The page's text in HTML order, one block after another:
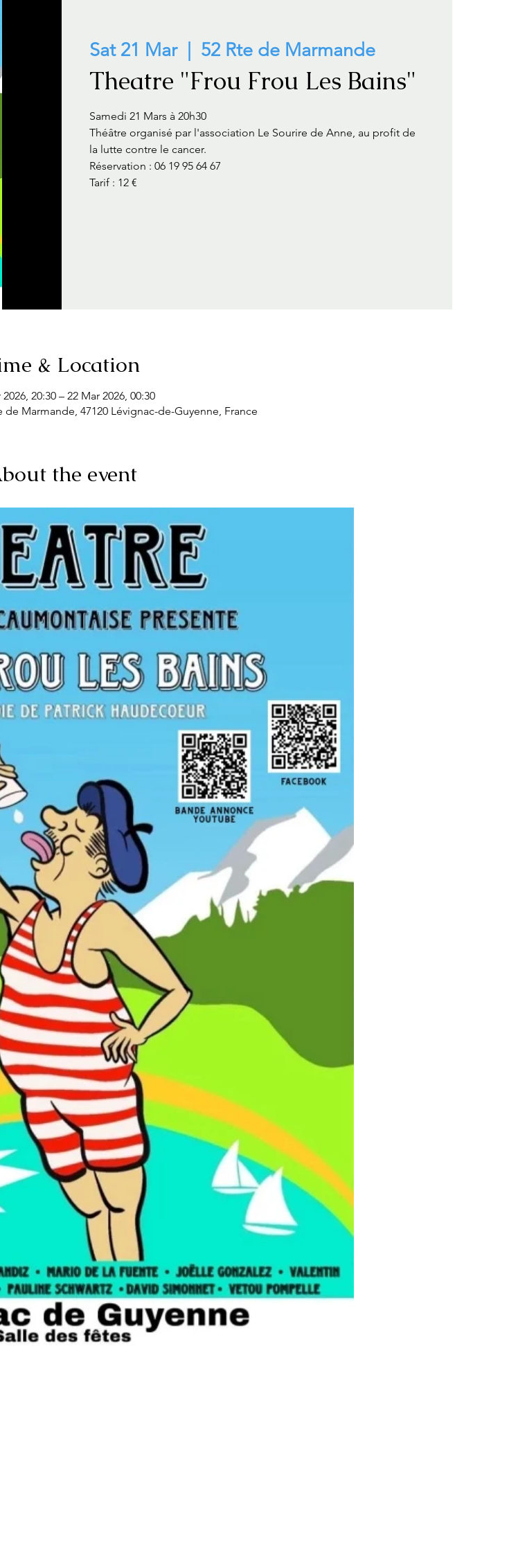
Sat 21 Mar
  |
52 Rte de Marmande
Theatre "Frou Frou Les Bains"
Samedi 21 Mars à 20h30
Théâtre organisé par l'association Le Sourire de Anne, au profit de
la lutte contre le cancer.
Réservation : 06 19 95 64 67
Tarif : 12 €
& Location
20:30 – 22 Mar 2026, 00:30
de Marmande, 47120 Lévignac-de-Guyenne, France
the event